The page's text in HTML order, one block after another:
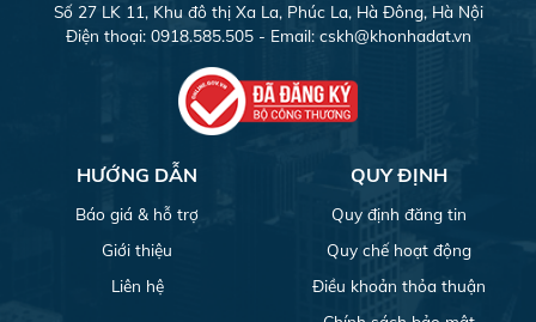
Số 27 LK 11, Khu đô thị Xa La, Phúc La, Hà Đông, Hà Nội
Điện thoại: 0918.585.505 - Email: cskh@khonhadat.vn
HƯỚNG DẪN
Báo giá & hỗ trợ
Giới thiệu
Liên hệ
QUY ĐỊNH
Quy định đăng tin
Quy chế hoạt động
Điều khoản thỏa thuận